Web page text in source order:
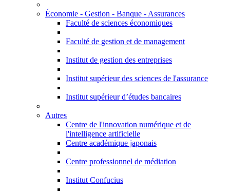
Économie - Gestion - Banque - Assurances
Faculté de sciences économiques
Faculté de gestion et de management
Institut de gestion des entreprises
Institut supérieur des sciences de l'assurance
Institut supérieur d’études bancaires
Autres
Centre de l'innovation numérique et de
l'intelligence artificielle
Centre académique japonais
Centre professionnel de médiation
Institut Confucius